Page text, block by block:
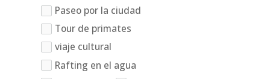
Paseo por la ciudad
Tour de primates
viaje cultural
Rafting en el agua